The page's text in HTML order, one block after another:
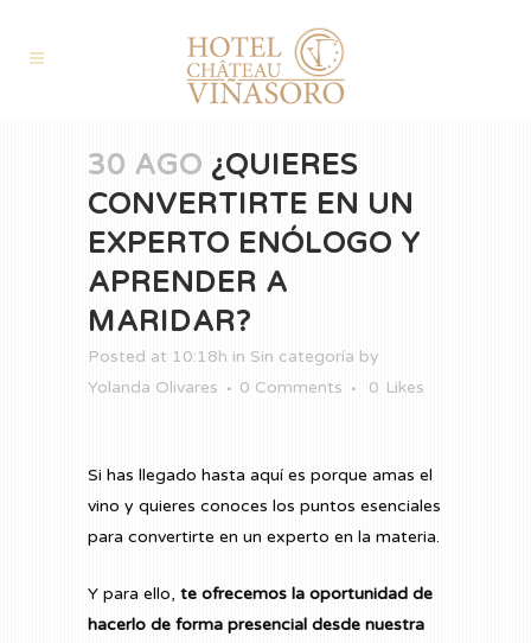
30 AGO ¿QUIERES
CONVERTIRTE EN UN
EXPERTO ENÓLOGO Y
APRENDER A
MARIDAR?
Posted at 10:18h in Sin categoría by
Yolanda Olivares
0 Comments 0 Likes
Si has llegado hasta aquí es porque amas el
vino y quieres conoces los puntos esenciales
para convertirte en un experto en la materia.
Y para ello, te ofrecemos la oportunidad de
hacerlo de forma presencial desde nuestra